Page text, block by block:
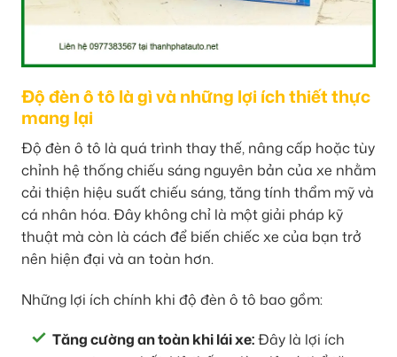
Độ đèn ô tô là gì và những lợi ích thiết thực
mang lại
Độ đèn ô tô là quá trình thay thế, nâng cấp hoặc tùy
chỉnh hệ thống chiếu sáng nguyên bản của xe nhằm
cải thiện hiệu suất chiếu sáng, tăng tính thẩm mỹ và
cá nhân hóa. Đây không chỉ là một giải pháp kỹ
thuật mà còn là cách để biến chiếc xe của bạn trở
nên hiện đại và an toàn hơn.
Những lợi ích chính khi độ đèn ô tô bao gồm:
Tăng cường an toàn khi lái xe:Đây là lợi ích